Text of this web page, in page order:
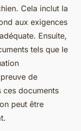
Cela inclut la
aux exigences
Ensuite,
tels que le
de
ces documents
peut être